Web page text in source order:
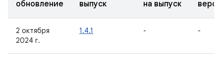
обновление
выпуск
на выпуск
2 октября
2024 г.
1.4.1 - -